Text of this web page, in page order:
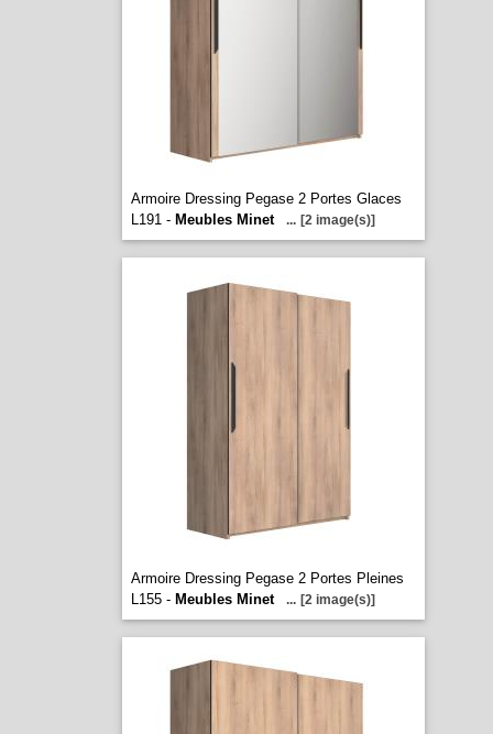
Armoire Dressing Pegase 2 Portes Glaces
L191 - Meubles Minet ... [2 image(s)]
Armoire Dressing Pegase 2 Portes Pleines
L155 - Meubles Minet ... [2 image(s)]